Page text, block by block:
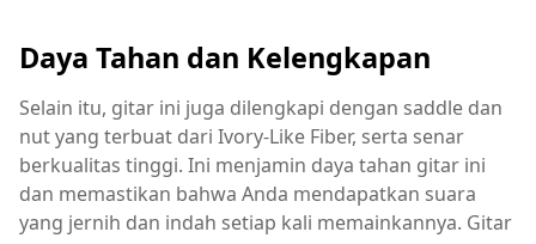
Daya Tahan dan Kelengkapan
Selain itu, gitar ini juga dilengkapi dengan saddle dan
nut yang terbuat dari Ivory-Like Fiber, serta senar
berkualitas tinggi. Ini menjamin daya tahan gitar ini
dan memastikan bahwa Anda mendapatkan suara
yang jernih dan indah setiap kali memainkannya. Gitar